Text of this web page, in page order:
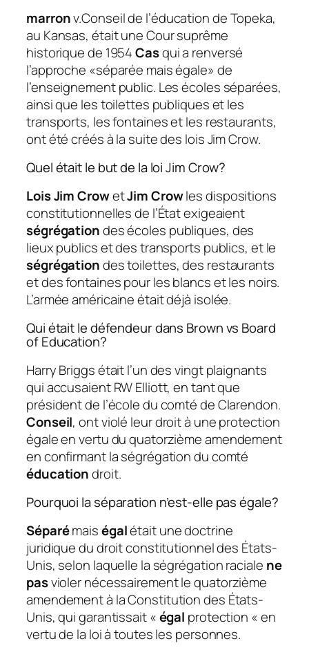
marronv.Conseil de l’éducation de Topeka,
au Kansas, était une Cour suprême
historique de 1954Casqui a renversé
l’approche «séparée mais égale» de
l’enseignement public. Les écoles séparées,
ainsi que les toilettes publiques et les
transports, les fontaines et les restaurants,
ont été créés à la suite des lois Jim Crow.
Quel était le but de la loi Jim Crow?
Lois Jim CrowetJim Crowles dispositions
constitutionnelles de l’État exigeaient
ségrégationdes écoles publiques, des
lieux publics et des transports publics, et le
ségrégationdes toilettes, des restaurants
et des fontaines pour les blancs et les noirs.
L’armée américaine était déjà isolée.
Qui était le défendeur dans Brown vs Board
of Education?
Harry Briggs était l’un des vingt plaignants
qui accusaient RW Elliott, en tant que
président de l’école du comté de Clarendon.
Conseil, ont violé leur droit à une protection
égale en vertu du quatorzième amendement
en confirmant la ségrégation du comté
éducationdroit.
Pourquoi la séparation n’est-elle pas égale?
Séparémaiségalétait une doctrine
juridique du droit constitutionnel des États-
Unis, selon laquelle la ségrégation raciale ne
pasvioler nécessairement le quatorzième
amendement à la Constitution des États-
Unis, qui garantissait «égal protection « en
vertu de la loi à toutes les personnes.